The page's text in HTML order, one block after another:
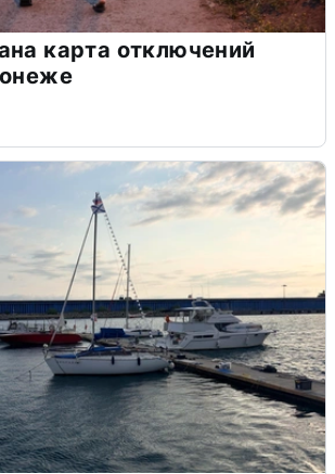
карта отключений